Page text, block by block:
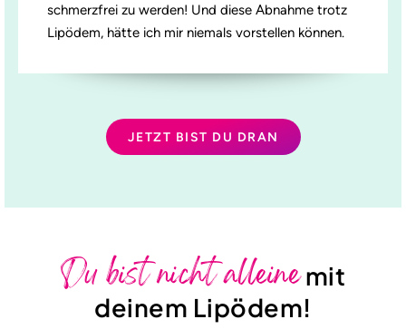
schmerzfrei zu werden! Und diese Abnahme trotz
Lipödem, hätte ich mir niemals vorstellen können.
JETZT BIST DU DRAN
Du bist nicht alleinemit
deinem Lipödem!